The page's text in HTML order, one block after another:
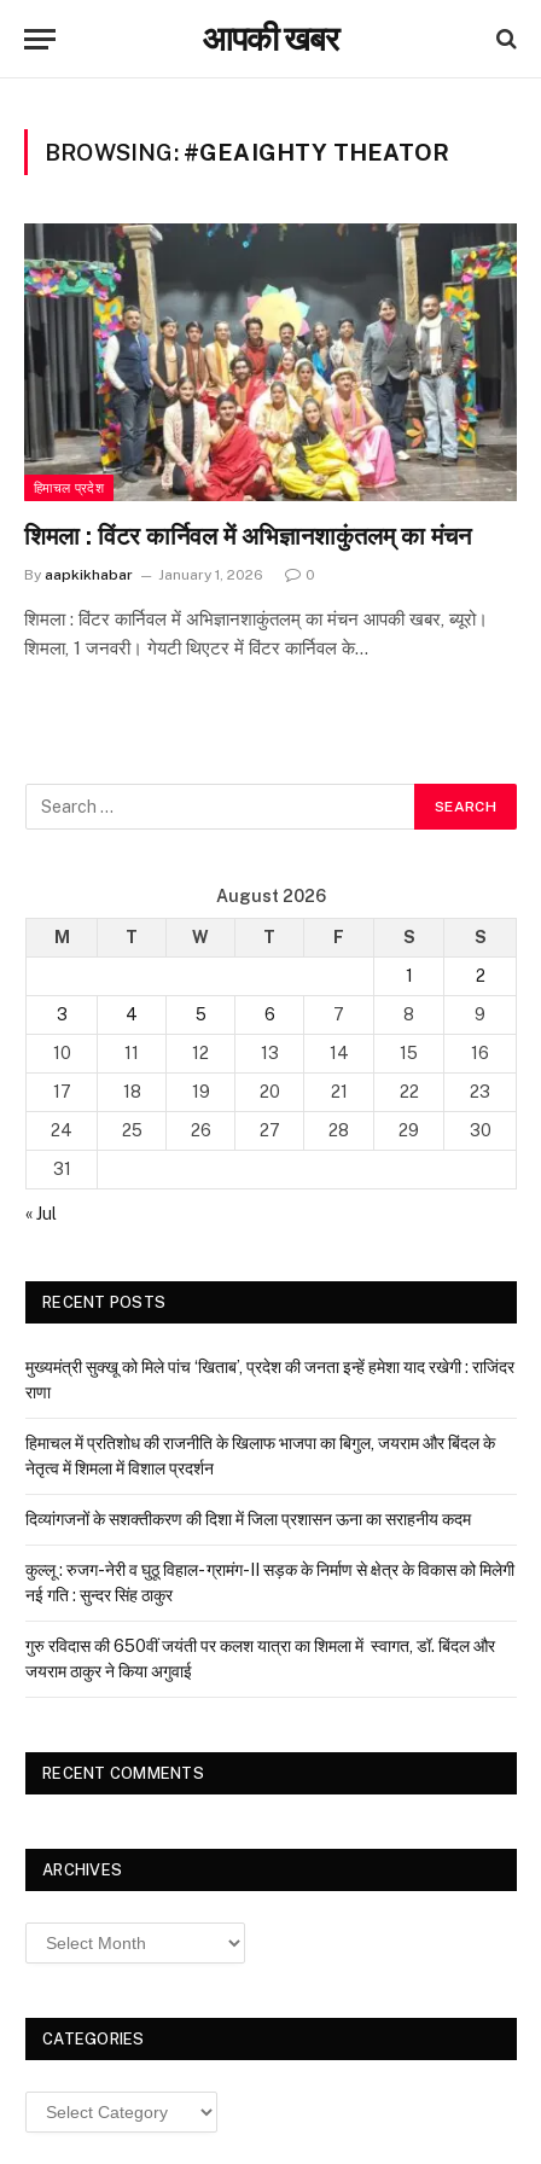
आपकी खबर
BROWSING: #GEAIGHTY THEATOR
हिमाचल प्रदेश
शिमला : विंटर कार्निवल में अभिज्ञानशाकुंतलम् का मंचन
By aapkikhabar January 1, 2026 0
शिमला : विंटर कार्निवल में अभिज्ञानशाकुंतलम् का मंचन आपकी खबर, ब्यूरो।
शिमला, 1 जनवरी। गेयटी थिएटर में विंटर कार्निवल के…
August 2026
M T W T F S
S
1
2
3
4 5 6 7 8
9
10
11 12 13 14 15
16
17
18 19 20 21 22
23
24
25 26 27 28 29
30
31
« Jul
RECENT POSTS
मुख्यमंत्री सुक्खू को मिले पांच ‘खिताब’, प्रदेश की जनता इन्हें हमेशा याद रखेगी : राजिंदर
राणा
हिमाचल में प्रतिशोध की राजनीति के खिलाफ भाजपा का बिगुल, जयराम और बिंदल के
नेतृत्व में शिमला में विशाल प्रदर्शन
दिव्यांगजनों के सशक्तीकरण की दिशा में जिला प्रशासन ऊना का सराहनीय कदम
कुल्लू : रुजग-नेरी व घुठू विहाल- ग्रामंग-II सड़क के निर्माण से क्षेत्र के विकास को मिलेगी
नई गति : सुन्दर सिंह ठाकुर
गुरु रविदास की 650वीं जयंती पर कलश यात्रा का शिमला में स्वागत, डॉ. बिंदल और
जयराम ठाकुर ने किया अगुवाई
RECENT COMMENTS
ARCHIVES
Archives
CATEGORIES
Categories